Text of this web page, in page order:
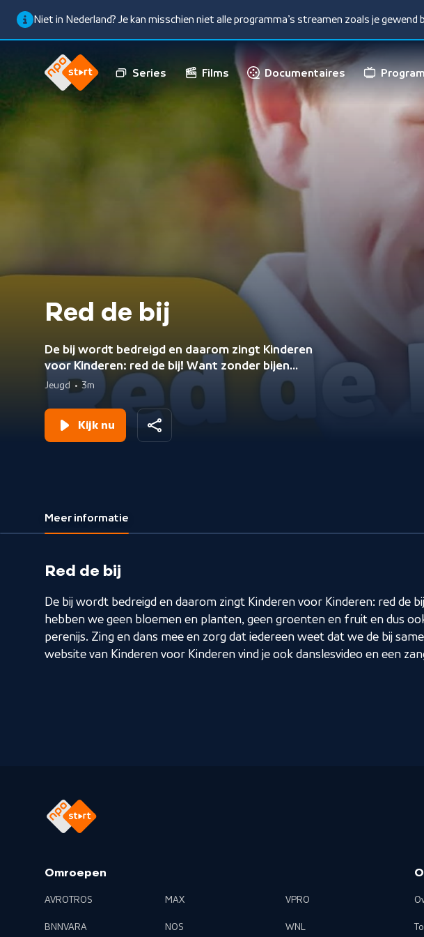
Niet in Nederland? Je kan misschien niet alle programma’s streamen zoals je gewend
Series Films Documentaires
Red de bij
De bij wordt bedreigd en daarom zingt Kinderen
voor Kinderen: red de bij! Want zonder bijen
hebben we geen bloemen en planten, geen
groenten en fruit en dus ook geen appeltaart of
perenijs. Zing en dans mee en zorg dat iedereen
weet dat we de bij samen moeten redden. Op de
website van Kinderen voor Kinderen vind je ook
Jeugd • 3m
Kijk nu
Meer informatie
Red de bij
De bij wordt bedreigd en daarom zingt Kinderen voor Kinderen: red de
hebben we geen bloemen en planten, geen groenten en fruit en dus
perenijs. Zing en dans mee en zorg dat iedereen weet dat we de bij
website van Kinderen voor Kinderen vind je ook danslesvideo en een
Omroepen
AVROTROS
BNNVARA
MAX
NOS
VPRO
WNL